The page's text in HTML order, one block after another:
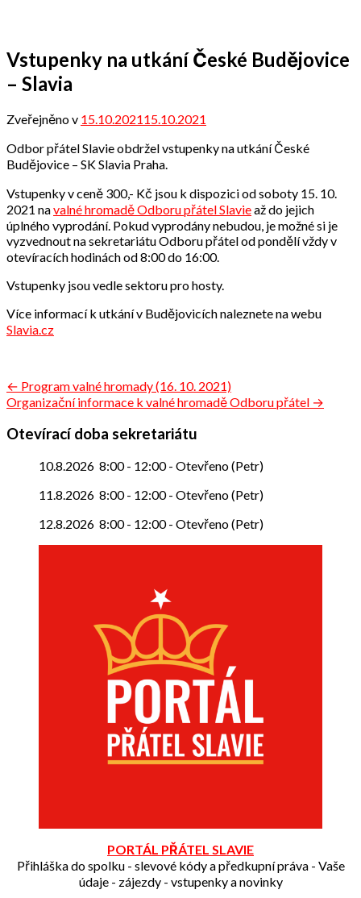
Vstupenky na utkání České Budějovice
– Slavia
Zveřejněno v 15.10.202115.10.2021
přátel
Odbor přátel Slavie obdržel vstupenky na utkání České
Budějovice – SK Slavia Praha.
Vstupenky v ceně 300,- Kč jsou k dispozici od soboty 15. 10.
2021 navalné hromadě Odboru přátel Slavieaž do jejich
úplného vyprodání. Pokud vyprodány nebudou, je možné si je
vyzvednout na sekretariátu Odboru přátel od pondělí vždy v
otevíracích hodinách od 8:00 do 16:00.
Vstupenky jsou vedle sektoru pro hosty.
Více informací k utkání v Budějovicích naleznete na webu
Slavia.cz
Navigace
pro
příspěvek
← Program valné hromady (16. 10. 2021)
Organizační informace k valné hromadě Odboru přátel →
Otevírací doba sekretariátu
10.8.2026 8:00- 12:00- Otevřeno (Petr)
11.8.2026 8:00- 12:00- Otevřeno (Petr)
12.8.2026 8:00- 12:00- Otevřeno (Petr)
PORTÁL PŘÁTEL SLAVIE
Přihláška do spolku - slevové kódy a předkupní práva - Vaše
údaje - zájezdy - vstupenky a novinky